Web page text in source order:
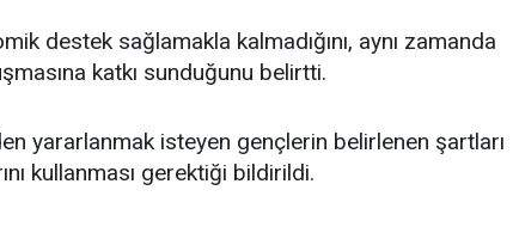
destek sağlamakla kalmadığını, aynı zamanda
katkı sunduğunu belirtti.
yararlanmak isteyen gençlerin belirlenen şartları
kullanması gerektiği bildirildi.